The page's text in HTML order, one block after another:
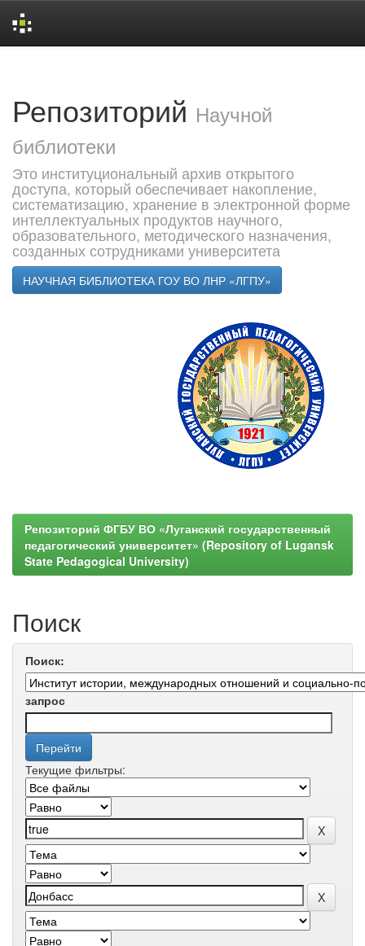
Репозиторий Научной
библиотеки
Это институциональный архив открытого
доступа, который обеспечивает накопление,
систематизацию, хранение в электронной форме
интеллектуальных продуктов научного,
образовательного, методического назначения,
созданных сотрудниками университета
НАУЧНАЯ БИБЛИОТЕКА ГОУ ВО ЛНР «ЛГПУ»
Репозиторий ФГБУ ВО «Луганский государственный
педагогический университет» (Repository of Lugansk
State Pedagogical University)
Поиск
Поиск:
запрос
Текущие фильтры: